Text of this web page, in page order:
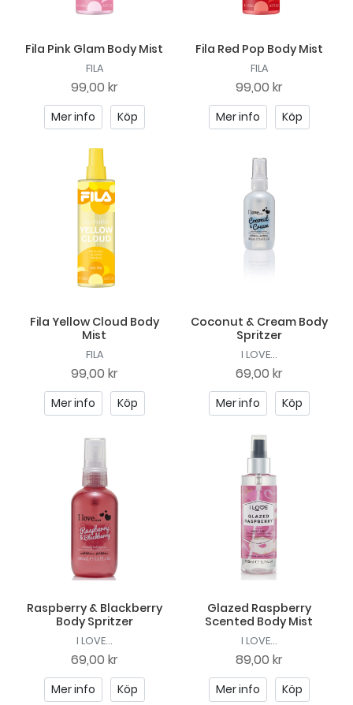
Fila Pink Glam Body Mist
FILA
99,00 kr
Mer info Köp
Fila Red Pop Body Mist
FILA
99,00 kr
Mer info Köp
Fila Yellow Cloud Body
Mist
FILA
99,00 kr
Mer info Köp
Coconut & Cream Body
Spritzer
I LOVE...
69,00 kr
Mer info Köp
Raspberry & Blackberry
Body Spritzer
I LOVE...
69,00 kr
Mer info Köp
Glazed Raspberry
Scented Body Mist
I LOVE...
89,00 kr
Mer info Köp